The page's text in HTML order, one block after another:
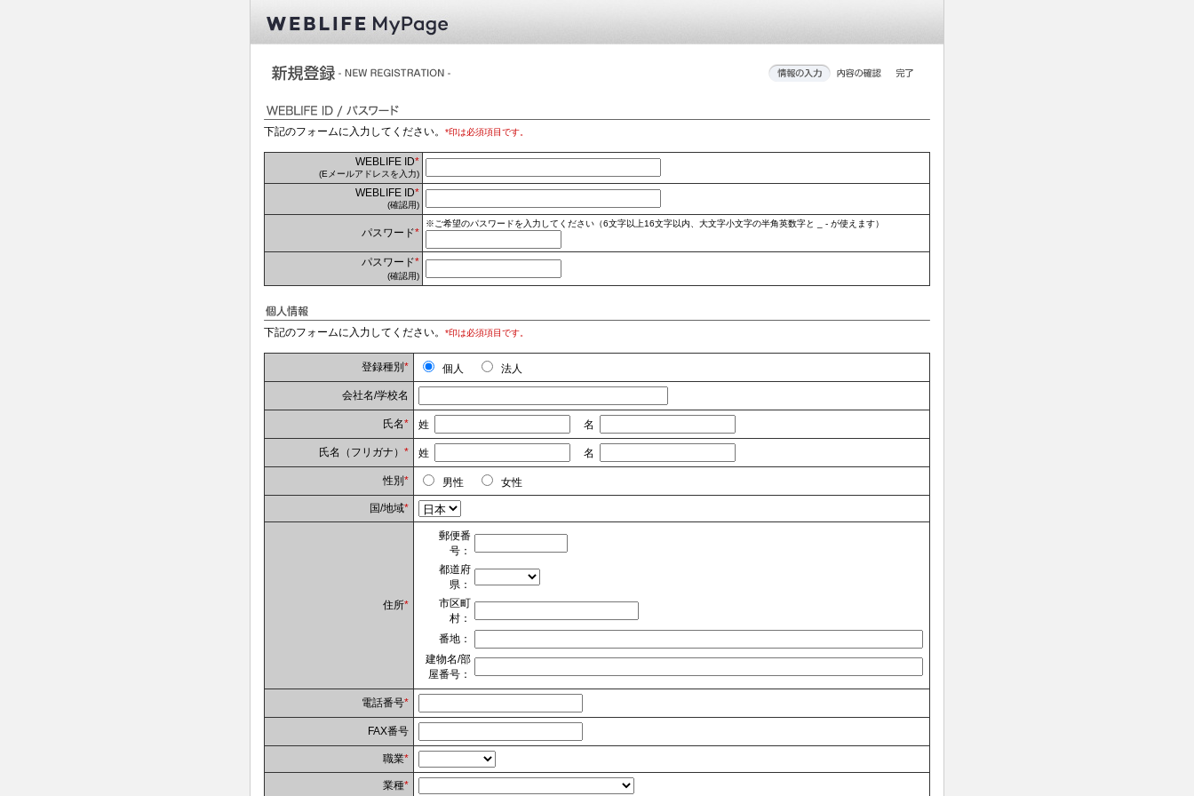
下記のフォームに入力してください。 *印は必須項目です。
WEBLIFE ID*
(Eメールアドレスを入力)
WEBLIFE ID*
(確認用)
パスワード*
※ご希望のパスワードを入力してください（6文字以上16文字以内、大文字小文字の半角英数字と _ - が使えます）
パスワード*
(確認用)
下記のフォームに入力してください。 *印は必須項目です。
登録種別 * 個人 法人
会社名/学校名
氏名* 姓 名
氏名（フリガナ） * 姓 名
性別 * 男性 女性
国/地域*
住所*
郵便番
号：
都道府
県：
市区町
村：
番地：
建物名/部
屋番号：
電話番号*
FAX番号
職業*
業種*